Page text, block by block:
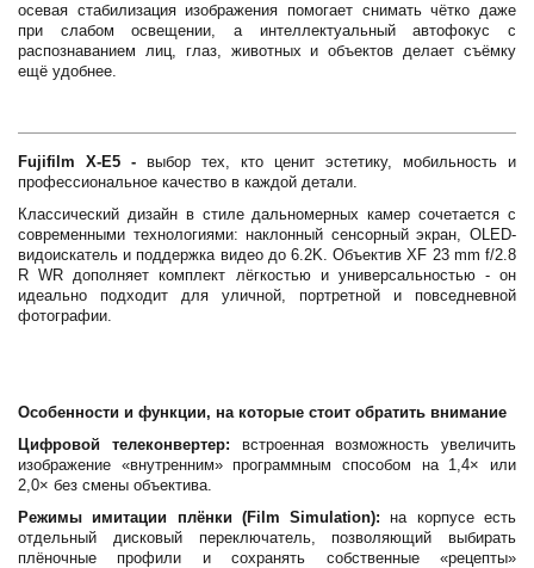
осевая стабилизация изображения помогает снимать чётко даже
при слабом освещении, а интеллектуальный автофокус с
распознаванием лиц, глаз, животных и объектов делает съёмку
ещё удобнее.
Fujifilm X-E5 - выбор тех, кто ценит эстетику, мобильность и
профессиональное качество в каждой детали.
Классический дизайн в стиле дальномерных камер сочетается с
современными технологиями: наклонный сенсорный экран, OLED-
видоискатель и поддержка видео до 6.2K. Объектив XF 23 mm f/2.8
R WR дополняет комплект лёгкостью и универсальностью - он
идеально подходит для уличной, портретной и повседневной
фотографии.
Особенности и функции, на которые стоит обратить внимание
Цифровой телеконвертер: встроенная возможность увеличить
изображение «внутренним» программным способом на 1,4× или
2,0× без смены объектива.
Режимы имитации плёнки (Film Simulation): на корпусе есть
отдельный дисковый переключатель, позволяющий выбирать
плёночные профили и сохранять собственные «рецепты»